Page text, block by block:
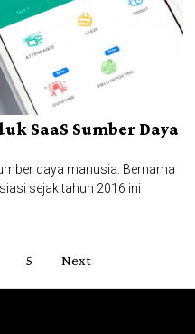
SaaS Sumber Daya
daya manusia. Bernama
sejak tahun 2016 ini
5 Next